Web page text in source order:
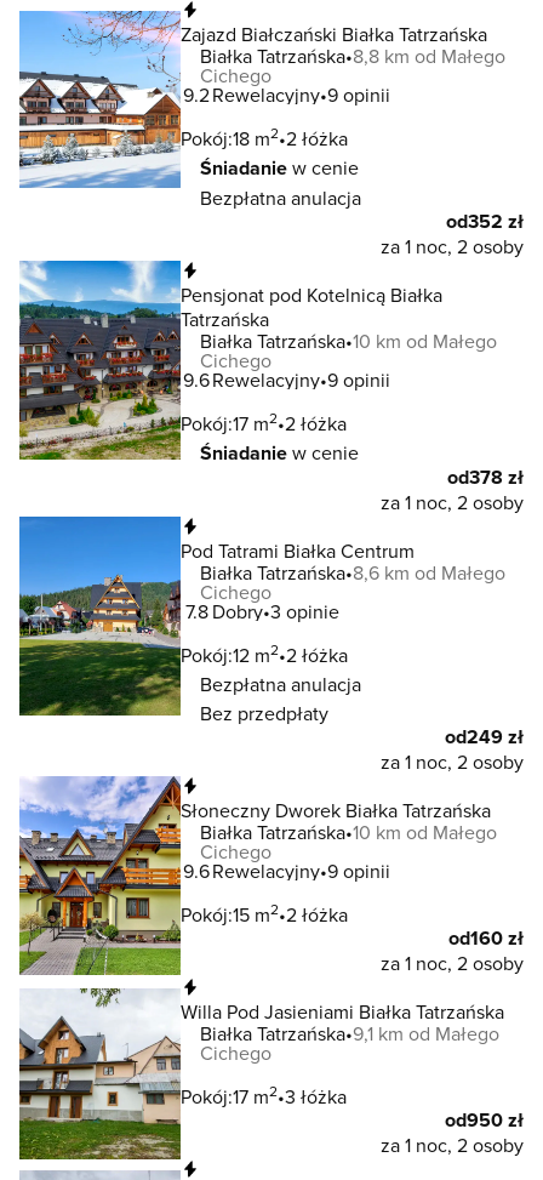
Zajazd Białczański Białka Tatrzańska
Białka Tatrzańska 8,8 km od Małego
Cichego
9.2Rewelacyjny 9 opinii
Pokój:18 m2 2 łóżka
Śniadaniew cenie
Bezpłatna anulacja
od352 zł
za 1 noc, 2 osoby
Pensjonat pod Kotelnicą Białka
Tatrzańska
Białka Tatrzańska 10 km od Małego
Cichego
9.6Rewelacyjny 9 opinii
Pokój:17 m2 2 łóżka
Śniadaniew cenie
od378 zł
za 1 noc, 2 osoby
Pod Tatrami Białka Centrum
Białka Tatrzańska 8,6 km od Małego
Cichego
7.8 Dobry 3 opinie
Pokój:12 m2 2 łóżka
Bezpłatna anulacja
Bez przedpłaty
od249 zł
za 1 noc, 2 osoby
Słoneczny Dworek Białka Tatrzańska
Białka Tatrzańska 10 km od Małego
Cichego
9.6Rewelacyjny 9 opinii
Pokój:15 m2 2 łóżka
od160 zł
za 1 noc, 2 osoby
Willa Pod Jasieniami Białka Tatrzańska
Białka Tatrzańska 9,1 km od Małego
Cichego
Pokój:17 m2 3 łóżka
od950 zł
za 1 noc, 2 osoby